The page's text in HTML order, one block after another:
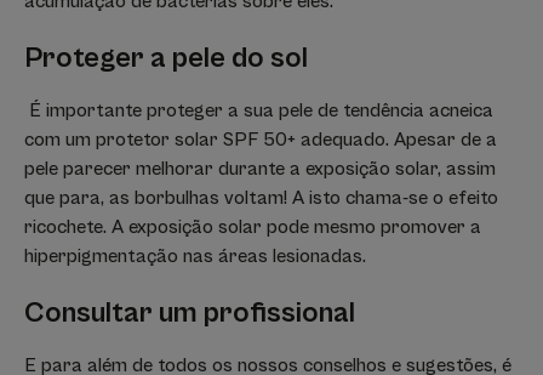
Proteger a pele do sol
É importante proteger a sua pele de tendência acneica
com um protetor solar SPF 50+ adequado. Apesar de a
pele parecer melhorar durante a exposição solar, assim
que para, as borbulhas voltam! A isto chama-se o efeito
ricochete. A exposição solar pode mesmo promover a
hiperpigmentação nas áreas lesionadas.
Consultar um profissional
E para além de todos os nossos conselhos e sugestões, é